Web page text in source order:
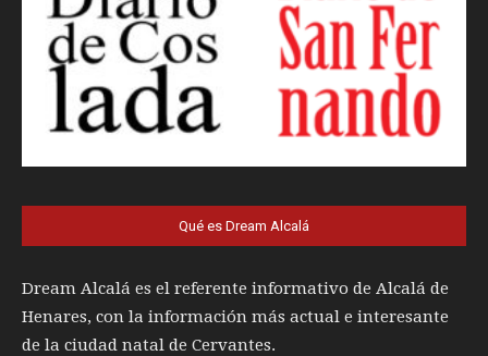
Qué es Dream Alcalá
Dream Alcalá es el referente informativo de Alcalá de
Henares, con la información más actual e interesante
de la ciudad natal de Cervantes.